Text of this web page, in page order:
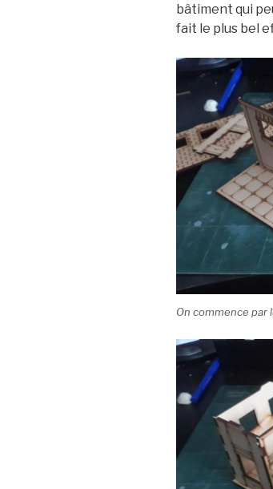
bâtiment qui
fait le plus bel
On commence par